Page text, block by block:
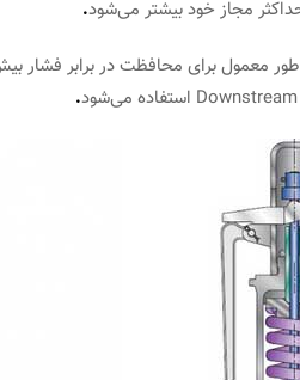
مجاز خود بیشتر می‌شود.
معمول برای محافظت در برابر فشار
.
صدا و آلتراسونیک و
آن در پایش وضعیت
6, 2021